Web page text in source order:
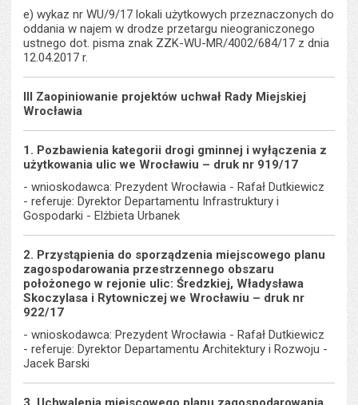
e) wykaz nr WU/9/17 lokali użytkowych przeznaczonych do
oddania w najem w drodze przetargu nieograniczonego
ustnego dot. pisma znak ZZK-WU-MR/4002/684/17 z dnia
12.04.2017 r.
III Zaopiniowanie projektów uchwał Rady Miejskiej
Wrocławia
1. Pozbawienia kategorii drogi gminnej i wyłączenia z
użytkowania ulic we Wrocławiu – druk nr 919/17
- wnioskodawca: Prezydent Wrocławia - Rafał Dutkiewicz
- referuje: Dyrektor Departamentu Infrastruktury i
Gospodarki - Elżbieta Urbanek
2. Przystąpienia do sporządzenia miejscowego planu
zagospodarowania przestrzennego obszaru
położonego w rejonie ulic: Średzkiej, Władysława
Skoczylasa i Rytowniczej we Wrocławiu – druk nr
922/17
- wnioskodawca: Prezydent Wrocławia - Rafał Dutkiewicz
- referuje: Dyrektor Departamentu Architektury i Rozwoju -
Jacek Barski